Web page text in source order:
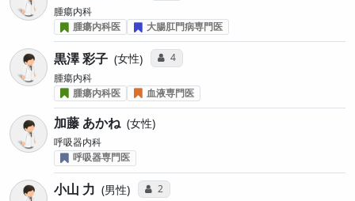
腫瘍内科
腫瘍内科医
大腸肛門病専門医
黒澤 彩子 女性 コミュニケーション・タイプ投票数
4
腫瘍内科
腫瘍内科医
血液専門医
加藤 あかね 女性
呼吸器内科
呼吸器専門医
小山 力 男性 コミュニケーション・タイプ投票数
2